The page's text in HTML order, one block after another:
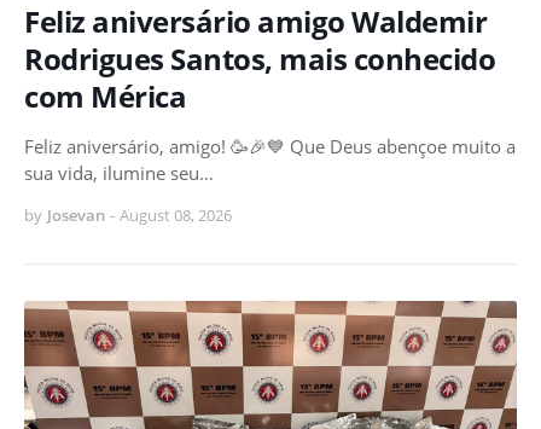
Feliz aniversário amigo Waldemir
Rodrigues Santos, mais conhecido
com Mérica
Feliz aniversário, amigo! 🥳🎉💙 Que Deus abençoe muito a
sua vida, ilumine seu…
by Josevan - August 08, 2026